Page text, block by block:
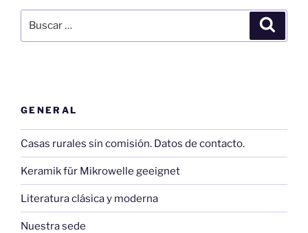
por:
GENERAL
Casas rurales sin comisión. Datos de contacto.
Keramik für Mikrowelle geeignet
Literatura clásica y moderna
Nuestra sede